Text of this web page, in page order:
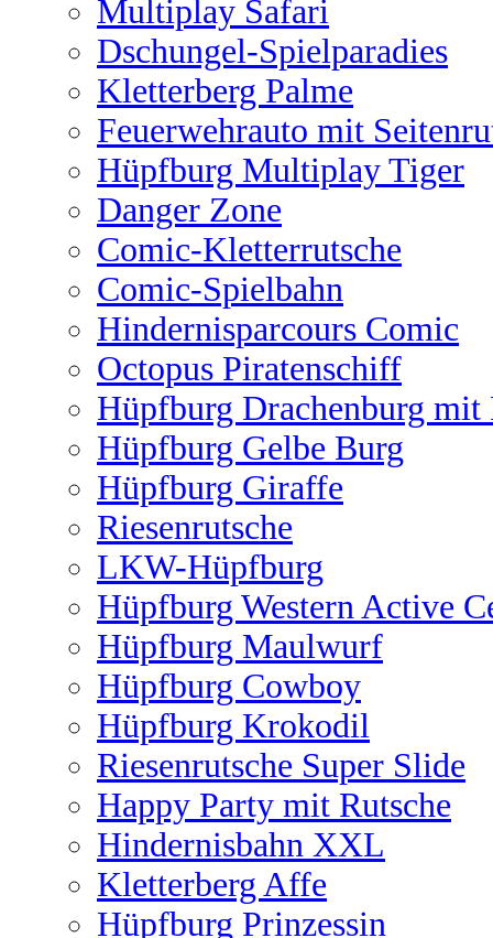
Multiplay Safari
Dschungel-Spielparadies
Kletterberg Palme
Feuerwehrauto mit
Hüpfburg Multiplay Tiger
Danger Zone
Comic-Kletterrutsche
Comic-Spielbahn
Hindernisparcours Comic
Octopus Piratenschiff
Hüpfburg Drachenburg mit
Hüpfburg Gelbe Burg
Hüpfburg Giraffe
Riesenrutsche
LKW-Hüpfburg
Hüpfburg Western Active
Hüpfburg Maulwurf
Hüpfburg Cowboy
Hüpfburg Krokodil
Riesenrutsche Super Slide
Happy Party mit Rutsche
Hindernisbahn XXL
Kletterberg Affe
Hüpfburg Prinzessin